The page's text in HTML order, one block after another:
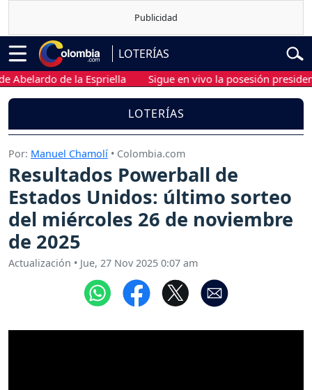
LOTERÍAS
de la Espriella Sigue en vivo la posesión
LOTERÍAS
Por: Manuel Chamolí • Colombia.com
Resultados Powerball de
Estados Unidos: último sorteo
del miércoles 26 de noviembre
de 2025
Actualización • Jue, 27 Nov 2025 0:07 am